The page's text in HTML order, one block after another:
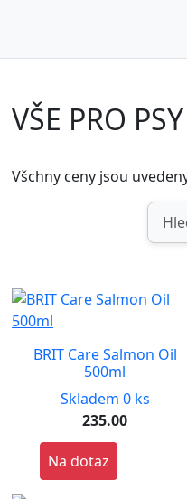
VŠE PRO PSY
Všchny ceny jsou
BRIT Care Salmon Oil
500ml
Skladem 0 ks
235.00
Na dotaz